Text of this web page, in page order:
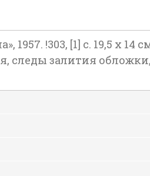
!303, [1] с. 19,5 х 14
следы залития